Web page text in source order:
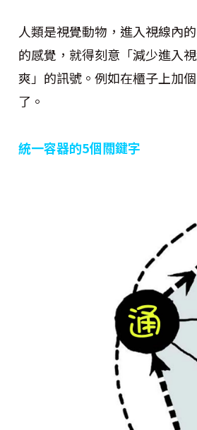
人類是視覺動物，進入視線內
的感覺，就得刻意「減少進入
爽」的訊號。例如在櫃子上加
了。
統一容器的5個關鍵字